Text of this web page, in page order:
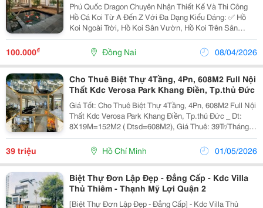
Phú Quốc Dragon Chuyên Nhận Thiết Kế Và Thi Công
Hồ Cá Koi Từ A Đến Z Với Đa Dạng Kiểu Dáng: ✅ Hồ
Koi Ngoài Trời, Hồ Koi Sân Vườn, Hồ Koi Trên Sân
Thượng, Hồ Koi Phong Thủy,... ✅ Thi Công Hồ Truyền
Thống Hoặc Hiện Đại, Kết Hợp Tiểu Cảnh, Thác
Nước,...
100.000₫ Đồng Nai 08/04/2026
Cho Thuê Biệt Thự 4Tầng, 4Pn, 608M2 Full Nội
Thất Kdc Verosa Park Khang Điền, Tp.thủ Đức
Giá Tốt: Cho Thuê Biệt Thự 4Tầng, 4Pn, 608M2 Full Nội
Thất Kdc Verosa Park Khang Điền, Tp.thủ Đức _ Dt:
8X19M=152M2 ( Dtsd=608M2), Giá Thuê: 39Tr/Tháng _
Nhà 4 Tầng Hiện Đại, Thoáng Có Sân Vườn Và Hồ Cá
Koi Gồm: 4 Phòng Ngủ + 4 Wc +Bếp. Nội Thất...
39 triệu Hồ Chí Minh 01/05/2026
Biệt Thự Đơn Lập Đẹp - Đẳng Cấp - Kdc Villa
Thủ Thiêm - Thạnh Mỹ Lợi Quận 2
[Biệt Thự Đơn Lập Đẹp - Đẳng Cấp] - Kdc Villa Thủ